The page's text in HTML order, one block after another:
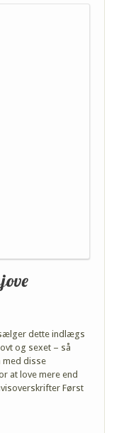
dette indlægs
og sexet – så
med disse
at love mere end
Først